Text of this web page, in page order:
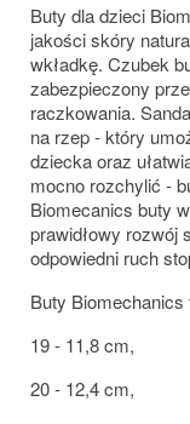
Buty dla dzieci
jakości skóry
wkładkę. Czubek
zabezpieczony
raczkowania.
na rzep - który
dziecka oraz
mocno rozchylić -
Biomecanics buty
prawidłowy rozwój
odpowiedni ruch
Buty
19 - 11,8 cm,
20 - 12,4 cm,